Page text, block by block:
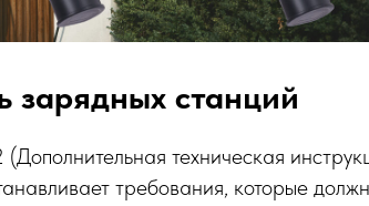
зарядных станций
техническая
требования, которые